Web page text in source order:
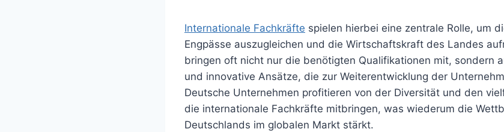
Internationale Fachkräfte spielen hierbei eine zentrale Rolle, um
Engpässe auszugleichen und die Wirtschaftskraft des Landes
bringen oft nicht nur die benötigten Qualifikationen mit, sondern
und innovative Ansätze, die zur Weiterentwicklung der
Deutsche Unternehmen profitieren von der Diversität und den
die internationale Fachkräfte mitbringen, was wiederum die
Deutschlands im globalen Markt stärkt.